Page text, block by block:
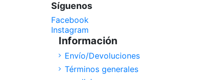
Síguenos
Facebook
Instagram
Información
Envío/Devoluciones
Términos generales